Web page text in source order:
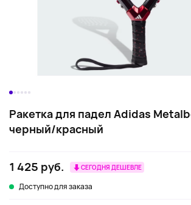
Ракетка для падел Adidas
черный/красный
1 425 руб. СЕГОДНЯ ДЕШЕВЛЕ
Доступно для заказа